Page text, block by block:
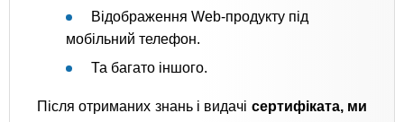
Відображення Web-продукту під
мобільний телефон.
Та багато іншого.
Після отриманих знань і видачі сертифіката, ми